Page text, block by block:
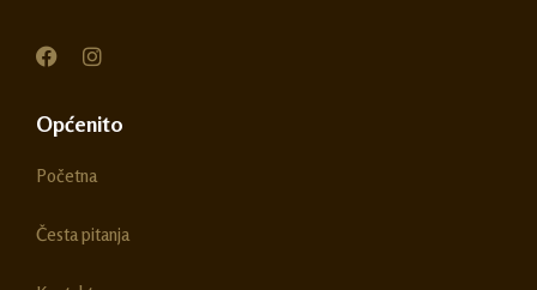
F
e
b
o
I
t
r
m
Općenito
Početna
Česta pitanja